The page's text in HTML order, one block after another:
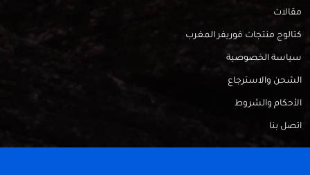
مقالات
كتالوج منتجات فوريفر المغرب
سياسة الخصوصية
الشحن والاسترجاع
الأحكام والشروط
اتصل بنا